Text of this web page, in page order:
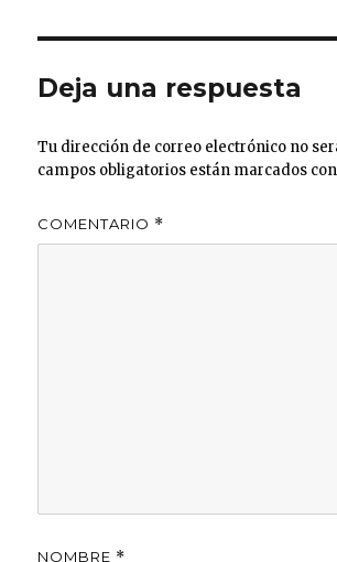
o
k
p n
ti
Deja una respuesta
Tu dirección de correo electrónico no
campos obligatorios están marcados con
COMENTARIO *
NOMBRE *